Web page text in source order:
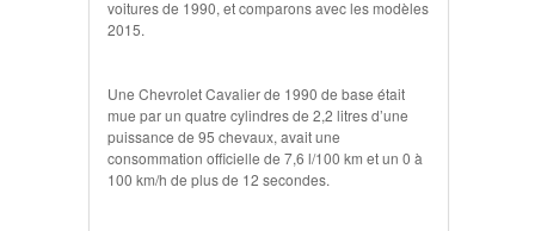
voitures de 1990, et comparons avec les modèles
2015.
Une Chevrolet Cavalier de 1990 de base était
mue par un quatre cylindres de 2,2 litres d’une
puissance de 95 chevaux, avait une
consommation officielle de 7,6 l/100 km et un 0 à
100 km/h de plus de 12 secondes.